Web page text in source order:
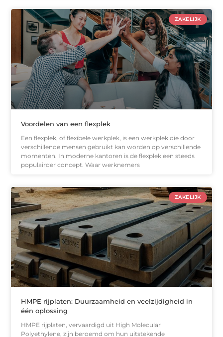
ZAKELIJK
Voordelen van een flexplek
Een flexplek, of flexibele werkplek, is een werkplek die door
verschillende mensen gebruikt kan worden op verschillende
momenten. In moderne kantoren is de flexplek een steeds
populairder concept. Waar werknemers
ZAKELIJK
HMPE rijplaten: Duurzaamheid en veelzijdigheid in
één oplossing
HMPE rijplaten, vervaardigd uit High Molecular
Polyethylene, zijn beroemd om hun uitstekende